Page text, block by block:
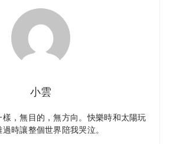
小雲
，無目的，無方向。快樂時和太陽玩
過時讓整個世界陪我哭泣。